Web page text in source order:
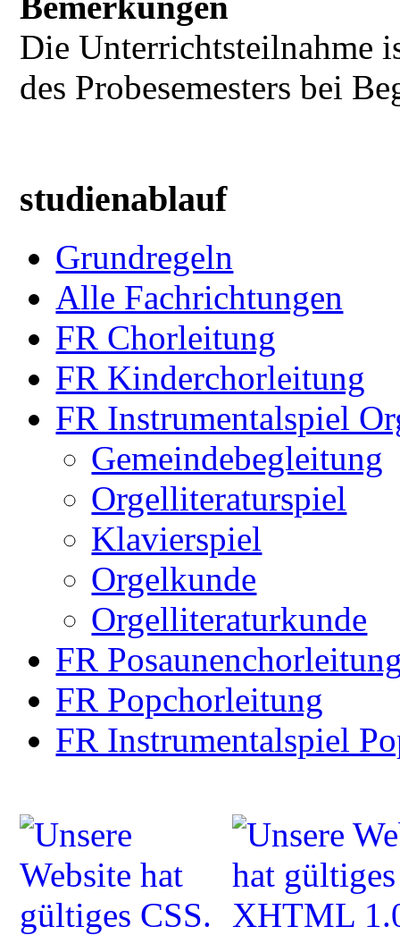
Die Unterrichtsteilnahme
des Probesemesters bei
studienablauf
Grundregeln
Alle Fachrichtungen
FR Chorleitung
FR Kinderchorleitung
FR Instrumentalspiel
Gemeindebegleitung
Orgelliteraturspiel
Klavierspiel
Orgelkunde
Orgelliteraturkunde
FR
FR Popchorleitung
FR Instrumentalspiel